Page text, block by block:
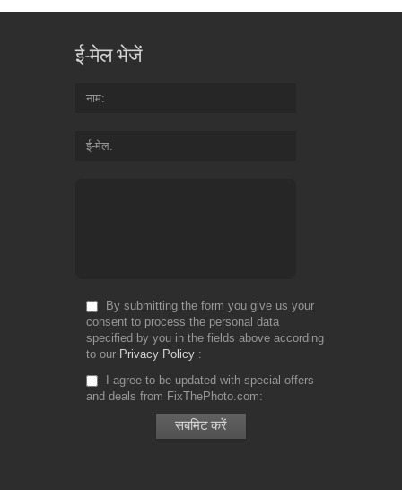
ई-मेल भेजें
नाम
ई-मेल
By submitting the form you give us your
consent to process the personal data
specified by you in the fields above according
to our Privacy Policy
I agree to be updated with special offers
and deals from FixThePhoto.com